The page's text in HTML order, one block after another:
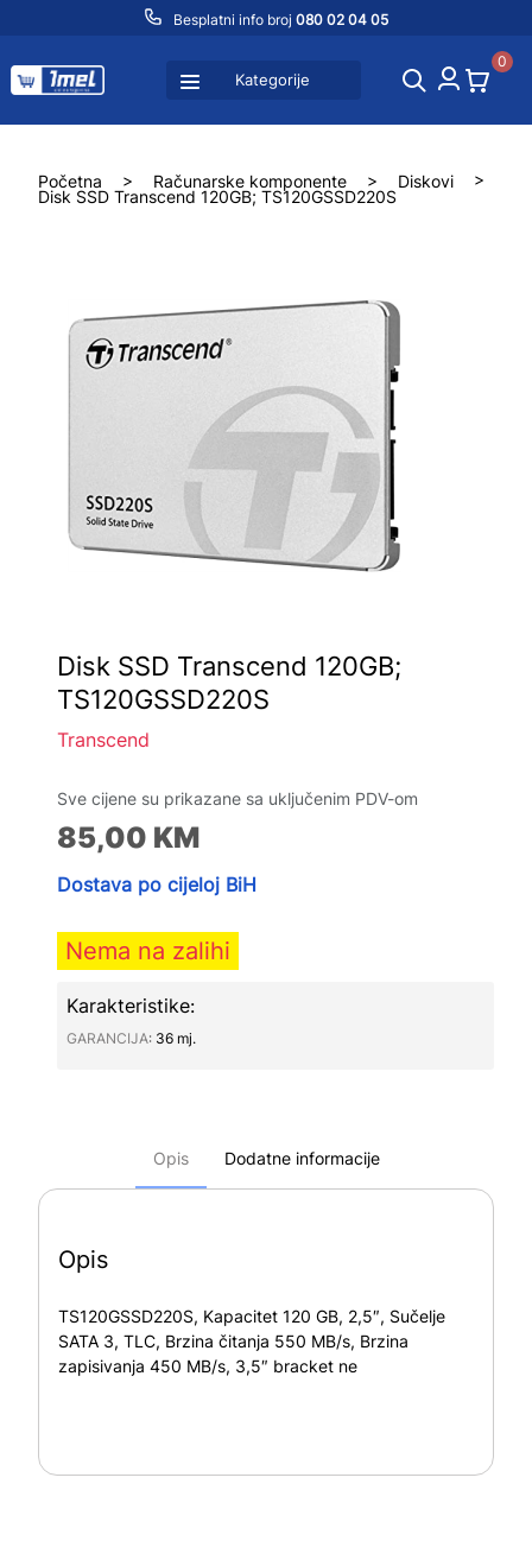
Besplatni info broj 080 02 04 05
Kategorije
0
Početna > Računarske komponente > Diskovi
>
Disk SSD Transcend 120GB; TS120GSSD220S
Disk SSD Transcend 120GB;
TS120GSSD220S
Transcend
Sve cijene su prikazane sa uključenim PDV-om
85,00 KM
Dostava po cijeloj BiH
Nema na zalihi
Karakteristike:
GARANCIJA∶ 36 mj.
Opis Dodatne informacije
Opis
TS120GSSD220S, Kapacitet 120 GB, 2,5″, Sučelje
SATA 3, TLC, Brzina čitanja 550 MB/s, Brzina
zapisivanja 450 MB/s, 3,5″ bracket ne